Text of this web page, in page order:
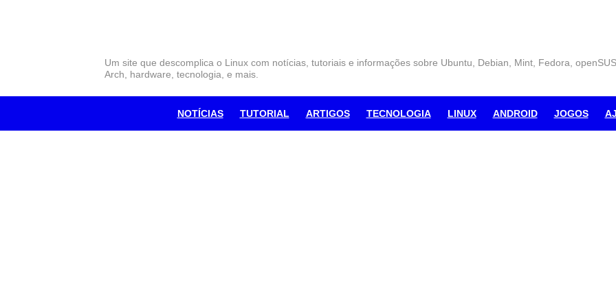
Um site que descomplica o Linux com notícias, tutoriais e informações sobre Ubuntu, Debian, Mint, Fedora,
Arch, hardware, tecnologia, e mais.
NOTÍCIAS TUTORIAL ARTIGOS TECNOLOGIA LINUX ANDROID JOGOS